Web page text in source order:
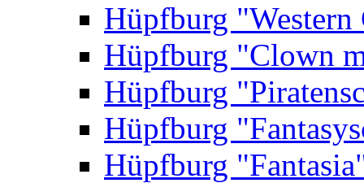
Hüpfburg
Hüpfburg "Clown
Hüpfburg
Hüpfburg
Hüpfburg